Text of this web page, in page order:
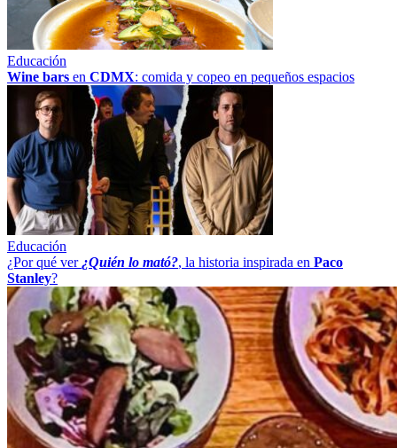
Educación
Wine bars en CDMX: comida y copeo en pequeños espacios
Educación
¿Por qué ver ¿Quién lo mató?, la historia inspirada en Paco
Stanley?